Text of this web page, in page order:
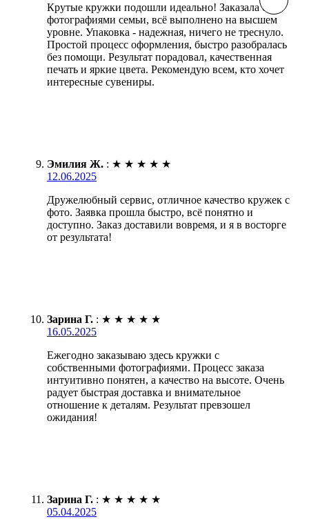
Крутые кружки подошли идеально! Заказала с
фотографиями семьи, всё выполнено на высшем
уровне. Упаковка - надежная, ничего не треснуло.
Простой процесс оформления, быстро разобралась
без помощи. Результат порадовал, качественная
печать и яркие цвета. Рекомендую всем, кто хочет
интересные сувениры.
Эмилия Ж. : ★ ★ ★ ★ ★
12.06.2025
Дружелюбный сервис, отличное качество кружек с
фото. Заявка прошла быстро, всё понятно и
доступно. Заказ доставили вовремя, и я в восторге
от результата!
Зарина Г. : ★ ★ ★ ★ ★
16.05.2025
Ежегодно заказываю здесь кружки с
собственными фотографиями. Процесс заказа
интуитивно понятен, а качество на высоте. Очень
радует быстрая доставка и внимательное
отношение к деталям. Результат превзошел
ожидания!
Зарина Г. : ★ ★ ★ ★ ★
05.04.2025